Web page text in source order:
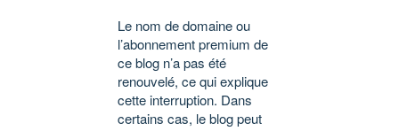
Le nom de domaine ou
l’abonnement premium de
ce blog n’a pas été
renouvelé, ce qui explique
cette interruption. Dans
certains cas, le blog peut